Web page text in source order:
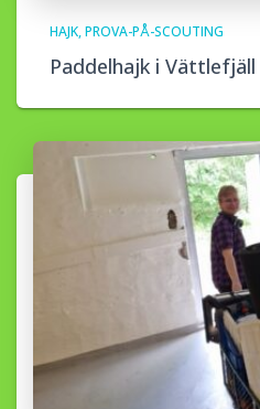
HAJK PROVA-PÅ-SCOUTING
Paddelhajk i Vättlefjäll